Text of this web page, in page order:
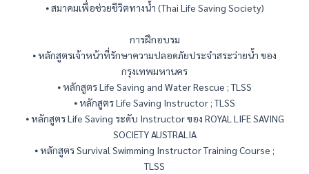
⦁ สมาคมเพื่อช่วยชีวิตทางน้ำ (Thai Life Saving Society)
การฝึกอบรม
⦁ หลักสูตรเจ้าหน้าที่รักษาความปลอดภัยประจำสระว่ายน้ำ ของ
กรุงเทพมหานคร
⦁ หลักสูตร Life Saving and Water Rescue ; TLSS
⦁ หลักสูตร Life Saving Instructor ; TLSS
⦁ หลักสูตร Life Saving ระดับ Instructor ของ ROYAL LIFE SAVING
SOCIETY AUSTRALIA
⦁ หลักสูตร Survival Swimming Instructor Training Course ;
TLSS